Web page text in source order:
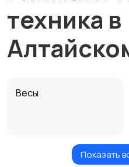
техника в
Весы
Измельчение иПоказать